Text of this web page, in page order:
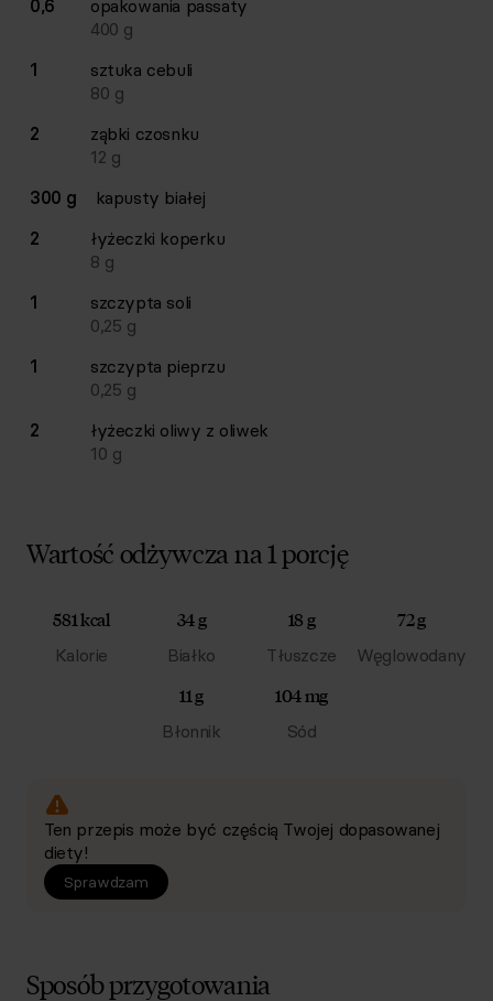
0,6
opakowania passaty
400 g
1
sztuka cebuli
80 g
2
ząbki czosnku
12 g
300 g
kapusty białej
2
łyżeczki koperku
8 g
1
szczypta soli
0,25 g
1
szczypta pieprzu
0,25 g
2
łyżeczki oliwy z oliwek
10 g
Wartość odżywcza na 1 porcję
581 kcal
Kalorie
34 g
Białko
18 g
Tłuszcze
72 g
Węglowodany
11 g
Błonnik
104 mg
Sód
Ten przepis może być częścią Twojej dopasowanej
diety!
Sprawdzam
Sposób przygotowania